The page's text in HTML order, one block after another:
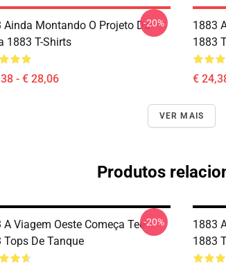
Ainda Montando O Projeto Da
1883 T-Shirts
- € 28,06
-20%
1883
1883
€
VER MAIS
Produtos
A Viagem Oeste Começa Tee
Tops De Tanque
-20%
1883
1883